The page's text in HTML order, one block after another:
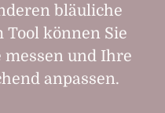
bläuliche
Tool können Sie
und Ihre
anpassen.